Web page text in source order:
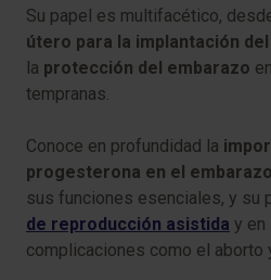
Su papel es multifacético,
útero para la implantación
la protección del embarazo
tempranas.
Conoce en profundidad la
progesterona en el embarazo
sus funciones esenciales, y su
de reproducción asistida y en
complicaciones como el aborto